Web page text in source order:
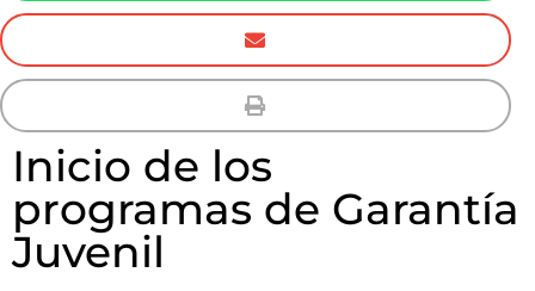
Inicio de los
programas de Garantía
Juvenil